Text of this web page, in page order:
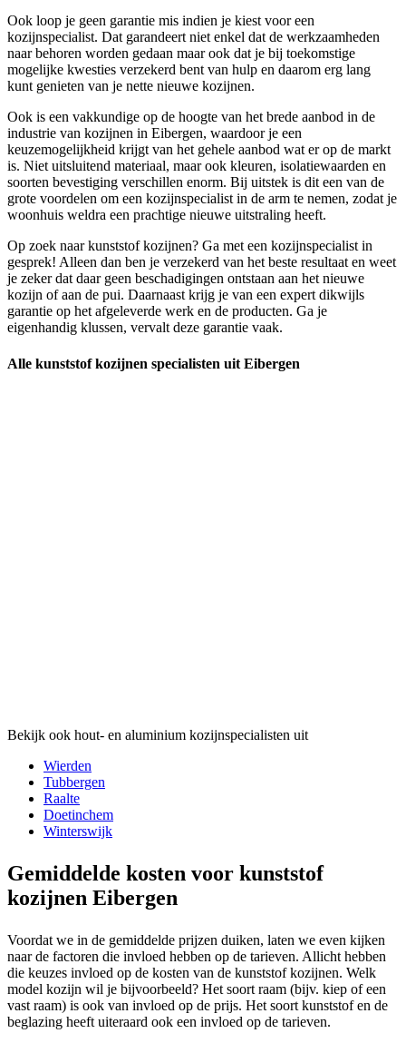
Ook loop je geen garantie mis indien je kiest voor een
kozijnspecialist. Dat garandeert niet enkel dat de werkzaamheden
naar behoren worden gedaan maar ook dat je bij toekomstige
mogelijke kwesties verzekerd bent van hulp en daarom erg lang
kunt genieten van je nette nieuwe kozijnen.
Ook is een vakkundige op de hoogte van het brede aanbod in de
industrie van kozijnen in Eibergen, waardoor je een
keuzemogelijkheid krijgt van het gehele aanbod wat er op de markt
is. Niet uitsluitend materiaal, maar ook kleuren, isolatiewaarden en
soorten bevestiging verschillen enorm. Bij uitstek is dit een van de
grote voordelen om een kozijnspecialist in de arm te nemen, zodat je
woonhuis weldra een prachtige nieuwe uitstraling heeft.
Op zoek naar kunststof kozijnen? Ga met een kozijnspecialist in
gesprek! Alleen dan ben je verzekerd van het beste resultaat en weet
je zeker dat daar geen beschadigingen ontstaan aan het nieuwe
kozijn of aan de pui. Daarnaast krijg je van een expert dikwijls
garantie op het afgeleverde werk en de producten. Ga je
eigenhandig klussen, vervalt deze garantie vaak.
Alle kunststof kozijnen specialisten uit Eibergen
Bekijk ook hout- en aluminium kozijnspecialisten uit
Wierden
Tubbergen
Raalte
Doetinchem
Winterswijk
Gemiddelde kosten voor kunststof
kozijnen Eibergen
Voordat we in de gemiddelde prijzen duiken, laten we even kijken
naar de factoren die invloed hebben op de tarieven. Allicht hebben
die keuzes invloed op de kosten van de kunststof kozijnen. Welk
model kozijn wil je bijvoorbeeld? Het soort raam (bijv. kiep of een
vast raam) is ook van invloed op de prijs. Het soort kunststof en de
beglazing heeft uiteraard ook een invloed op de tarieven.